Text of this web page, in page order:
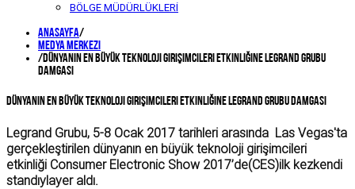
BÖLGE MÜDÜRLÜKLERİ
Anasayfa/
Medya Merkezi
/Dünyanın En Büyük Teknoloji Girişimcileri Etkinliğine Legrand Grubu
Damgası
Dünyanın En Büyük Teknoloji Girişimcileri Etkinliğine Legrand Grubu Damgası
Legrand Grubu, 5-8 Ocak 2017 tarihleri arasında Las Vegas'ta
gerçekleştirilen dünyanın en büyük teknoloji girişimcileri
etkinliği Consumer Electronic Show 2017’de(CES)ilk kezkendi
standıylayer aldı.